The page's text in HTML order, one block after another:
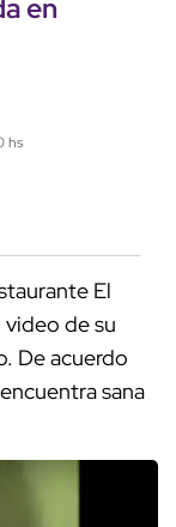
en
hs
El
video de su
De acuerdo
sana